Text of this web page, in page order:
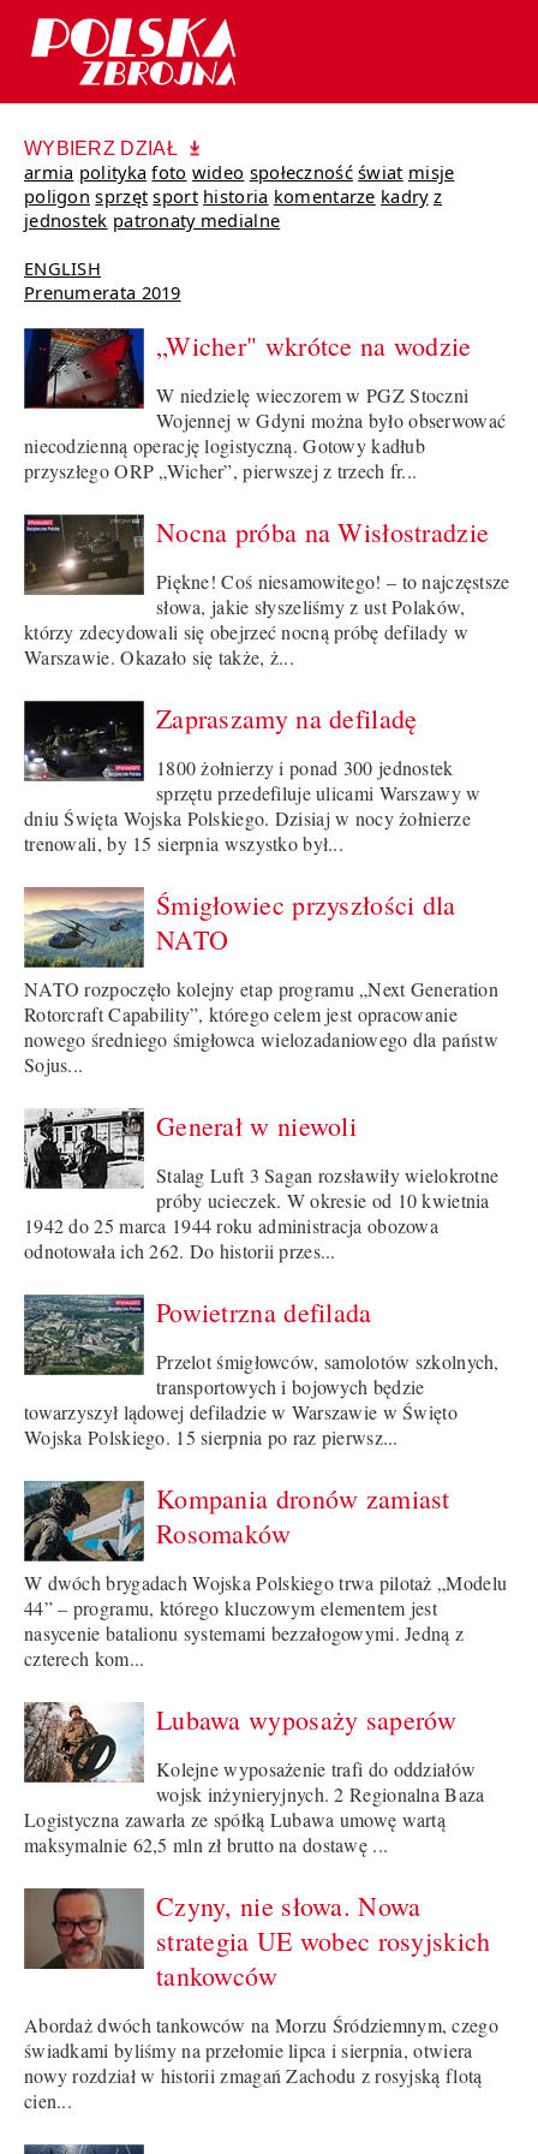
WYBIERZ DZIAŁ
armia polityka foto wideo społeczność świat misje
poligon sprzęt sport historia komentarze kadry z
jednostek patronaty medialne
ENGLISH
Prenumerata 2019
„Wicher" wkrótce na wodzie
W niedzielę wieczorem w PGZ Stoczni
Wojennej w Gdyni można było obserwować
niecodzienną operację logistyczną. Gotowy kadłub
przyszłego ORP „Wicher”, pierwszej z trzech fr...
Nocna próba na Wisłostradzie
Piękne! Coś niesamowitego! – to najczęstsze
słowa, jakie słyszeliśmy z ust Polaków,
którzy zdecydowali się obejrzeć nocną próbę defilady w
Warszawie. Okazało się także, ż...
Zapraszamy na defiladę
1800 żołnierzy i ponad 300 jednostek
sprzętu przedefiluje ulicami Warszawy w
dniu Święta Wojska Polskiego. Dzisiaj w nocy żołnierze
trenowali, by 15 sierpnia wszystko był...
Śmigłowiec przyszłości dla
NATO
NATO rozpoczęło kolejny etap programu „Next Generation
Rotorcraft Capability”, którego celem jest opracowanie
nowego średniego śmigłowca wielozadaniowego dla państw
Sojus...
Generał w niewoli
Stalag Luft 3 Sagan rozsławiły wielokrotne
próby ucieczek. W okresie od 10 kwietnia
1942 do 25 marca 1944 roku administracja obozowa
odnotowała ich 262. Do historii przes...
Powietrzna defilada
Przelot śmigłowców, samolotów szkolnych,
transportowych i bojowych będzie
towarzyszył lądowej defiladzie w Warszawie w Święto
Wojska Polskiego. 15 sierpnia po raz pierwsz...
Kompania dronów zamiast
Rosomaków
W dwóch brygadach Wojska Polskiego trwa pilotaż „Modelu
44” – programu, którego kluczowym elementem jest
nasycenie batalionu systemami bezzałogowymi. Jedną z
czterech kom...
Lubawa wyposaży saperów
Kolejne wyposażenie trafi do oddziałów
wojsk inżynieryjnych. 2 Regionalna Baza
Logistyczna zawarła ze spółką Lubawa umowę wartą
maksymalnie 62,5 mln zł brutto na dostawę ...
Czyny, nie słowa. Nowa
strategia UE wobec rosyjskich
tankowców
Abordaż dwóch tankowców na Morzu Śródziemnym, czego
świadkami byliśmy na przełomie lipca i sierpnia, otwiera
nowy rozdział w historii zmagań Zachodu z rosyjską flotą
cien...